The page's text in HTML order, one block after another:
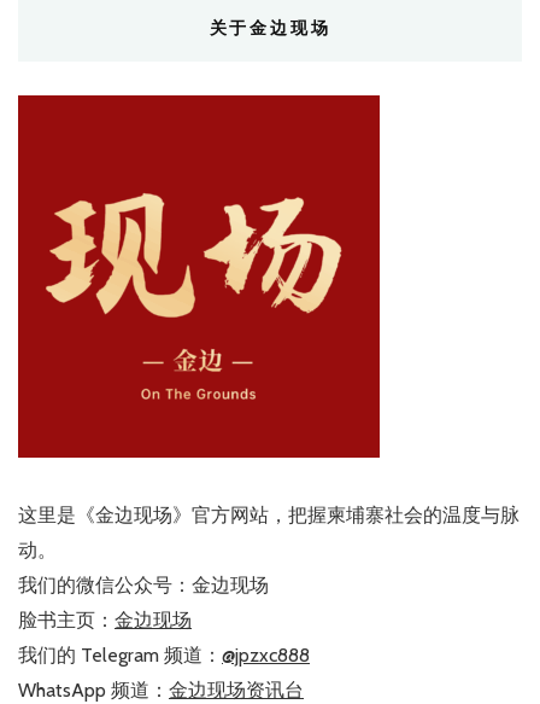
关于金边现场
这里是《金边现场》官方网站，把握柬埔寨社会的温度与脉
动。
我们的微信公众号：金边现场
脸书主页： 金边现场
我们的 Telegram 频道： @jpzxc888
WhatsApp 频道： 金边现场资讯台